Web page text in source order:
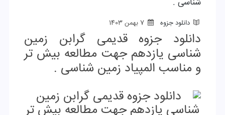
شناسی .
دانلود جزوه 7 بهمن 1403
دانلود جزوه قدیمی گرابن زمین
شناسی یازدهم جهت مطالعه بیش تر
و مناسب المپیاد زمین شناسی .